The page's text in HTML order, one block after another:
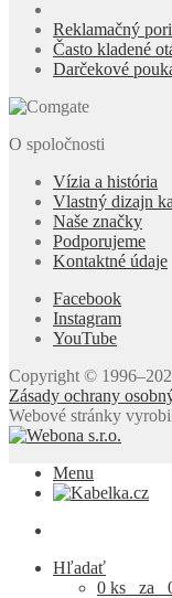
Reklamačný
Často kladené
Darčekové
O spoločnosti
Vízia a história
Vlastný dizajn
Naše značky
Podporujeme
Kontaktné údaje
Facebook
Instagram
YouTube
Copyright ©
Zásady ochrany
Webové stránky
Menu
Hľadať
0 ks
za